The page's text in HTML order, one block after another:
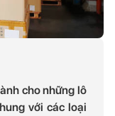
cho những lô
với các loại